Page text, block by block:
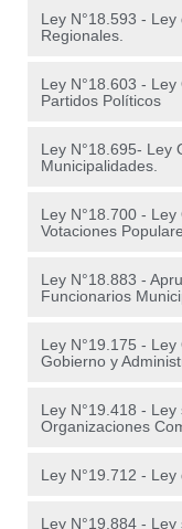
Ley N°18.593 -
Regionales.
Ley N°18.603 -
Partidos Políticos
Ley N°18.695- Ley
Municipalidades.
Ley N°18.700 -
Votaciones
Ley N°18.883 -
Funcionarios
Ley N°19.175 -
Gobierno y
Ley N°19.418 -
Organizaciones
Ley N°19.712 - Ley
Ley N°19.884 -